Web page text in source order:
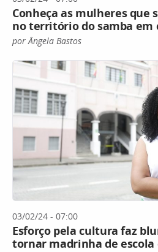
Conheça as mulheres que
no território do samba em
por Ângela Bastos
03/02/24 - 07:00
Esforço pela cultura faz
tornar madrinha de escola